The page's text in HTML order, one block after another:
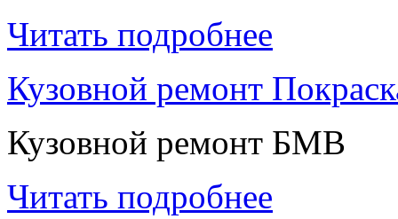
Читать подробнее
Кузовной ремонт
Кузовной ремонт БМВ
Читать подробнее